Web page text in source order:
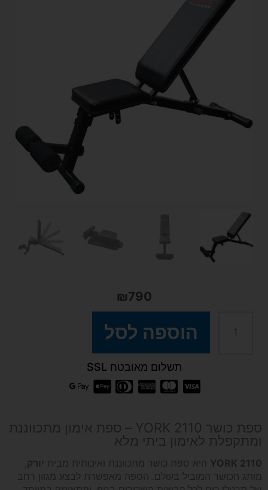
₪790
מתקפלת
YORK
הוספה לסל
תשלום מאובטח SSL
ספת כושר YORK 2110 – ספת אימון מתכווננת
ומתקפלת לאימון ביתי מלא
YORK 2110 היא ספת כושר מתכווננת ואיכותית מבית יורק,
מותג הכושר המוביל בעולם. הספה מאפשרת לבצע מגוון רחב